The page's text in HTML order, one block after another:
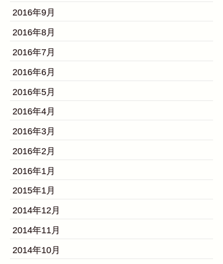
2016年9月
2016年8月
2016年7月
2016年6月
2016年5月
2016年4月
2016年3月
2016年2月
2016年1月
2015年1月
2014年12月
2014年11月
2014年10月